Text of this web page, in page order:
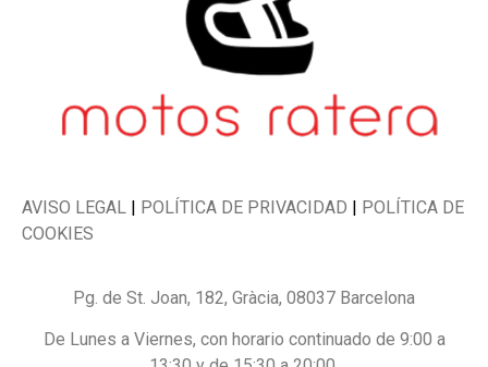
AVISO LEGAL POLÍTICA DE PRIVACIDAD
POLÍTICA DE
COOKIES
Pg. de St. Joan, 182, Gràcia, 08037 Barcelona
De Lunes a Viernes, con horario continuado de 9:00 a